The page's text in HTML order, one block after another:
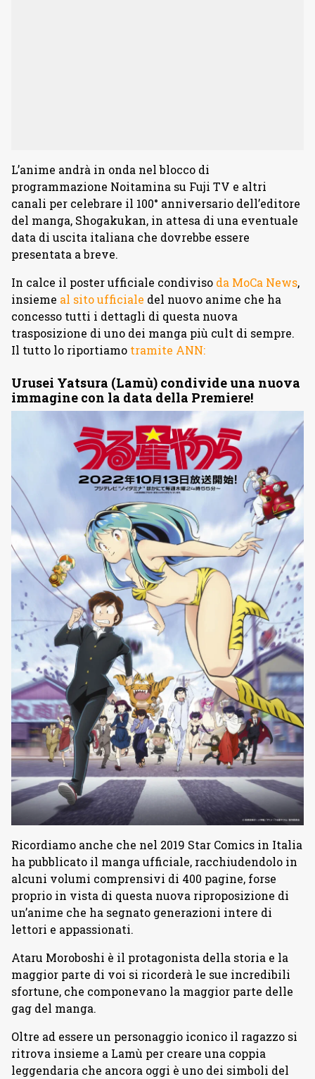
L’anime andrà in onda nel blocco di
programmazione Noitamina su Fuji TV e altri
canali per celebrare il 100° anniversario dell’editore
del manga, Shogakukan, in attesa di una eventuale
data di uscita italiana che dovrebbe essere
presentata a breve.
In calce il poster ufficiale condiviso da MoCa News,
insieme al sito ufficiale del nuovo anime che ha
concesso tutti i dettagli di questa nuova
trasposizione di uno dei manga più cult di sempre.
Il tutto lo riportiamo tramite ANN:
Urusei Yatsura (Lamù) condivide una nuova
immagine con la data della Premiere!
Ricordiamo anche che nel 2019 Star Comics in Italia
ha pubblicato il manga ufficiale, racchiudendolo in
alcuni volumi comprensivi di 400 pagine, forse
proprio in vista di questa nuova riproposizione di
un’anime che ha segnato generazioni intere di
lettori e appassionati.
Ataru Moroboshi è il protagonista della storia e la
maggior parte di voi si ricorderà le sue incredibili
sfortune, che componevano la maggior parte delle
gag del manga.
Oltre ad essere un personaggio iconico il ragazzo si
ritrova insieme a Lamù per creare una coppia
leggendaria che ancora oggi è uno dei simboli del